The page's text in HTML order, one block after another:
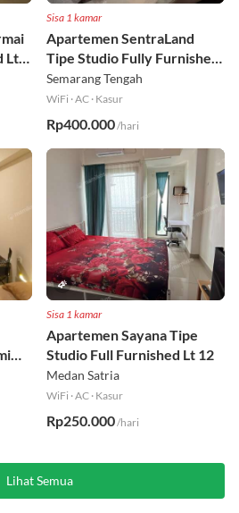
Lt
Sisa 1 kamar
Apartemen SentraLand
Tipe Studio Fully Furnished
Lt 8
Semarang Tengah
WiFi ·AC · Kasur
Rp400.000/hari
Sisa 1 kamar
Apartemen Sayana Tipe
Studio Full Furnished Lt 12
Medan Satria
WiFi ·AC · Kasur
Rp250.000/hari
Lihat Semua